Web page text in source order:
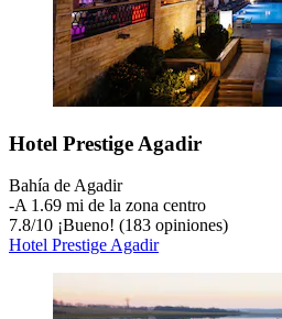
Hotel Prestige Agadir
Bahía de Agadir
‐A 1.69 mi de la zona centro
7.8/10 ¡Bueno! (183 opiniones)
Hotel Prestige Agadir